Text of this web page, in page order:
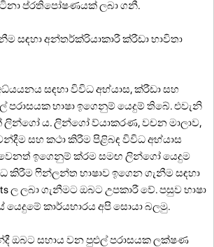
ප්රතිපෝෂණයක් ලබා ගනී.
සඳහා අන්තර්ක්රියාකාරී ක්රීඩා භාවිතා
සඳහා විවිධ අභ්යාස, ක්රීඩා සහ
පරාසයක භාෂා ඉගෙනුම් යෙදුම් තිබේ. එවැනි
ලින්ගෝ ය. ලින්ගෝ ව්යාකරණ, වචන මාලාව,
සහ කථා කිරීම පිළිබඳ විවිධ අභ්යාස
වෙනත් ඉගෙනුම් ක්රම සමඟ ලින්ගෝ යෙදුම
කිරීම ෆින්ලන්ත භාෂාව ඉගෙන ගැනීම සඳහා
ල ලබා ගැනීමට ඔබට උපකාරී වේ. පසුව භාෂා
කාර්යභාරය අපි සොයා බලමු.
ඔබට සහාය වන පුළුල් පරාසයක ලක්ෂණ